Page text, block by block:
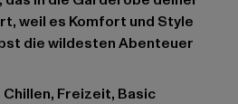
weil es Komfort und Style
die wildesten Abenteuer
Freizeit, Basic